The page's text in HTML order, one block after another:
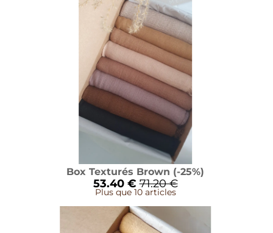
Box Texturés Brown (-25%)
53.40 € 71.20 €
Plus que 10 articles